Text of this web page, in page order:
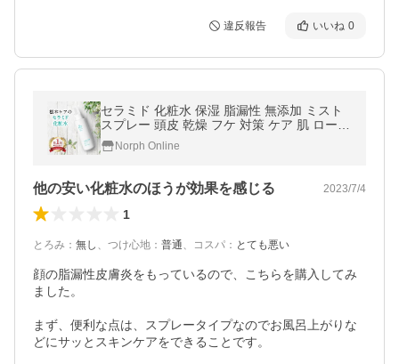
違反報告 いいね 0
セラミド 化粧水 保湿 脂漏性 無添加 ミスト
スプレー 頭皮 乾燥 フケ 対策 ケア 肌 ローシ
ョン 顔 かゆみ 赤ら顔 しろうせい 皮膚炎 湿
疹 メンズ 敏感肌 低刺激
Norph Online
他の安い化粧水のほうが効果を感じる 2023/7/4
1
とろみ ： 無し 、 つけ心地 ： 普通、 コスパ ： とても悪い
顔の脂漏性皮膚炎をもっているので、こちらを購入してみ
ました。
まず、便利な点は、スプレータイプなのでお風呂上がりな
どにサッとスキンケアをできることです。